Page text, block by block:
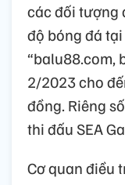
các đối tượng
độ bóng đá
“balu88.com,
2/2023 cho
đồng. Riêng
thi đấu SEA
Cơ quan điều